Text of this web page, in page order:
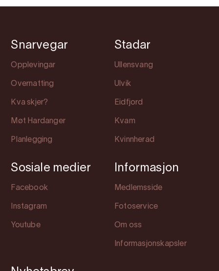
Snarvegar
Opplevingar
Overnatting
Kva skjer?
Møt Hardanger
Planlegging
Stadar
Ullensvang
Ulvik
Eidfjord
Kvam
Kvinnherad
Sosiale medier
Facebook
Instagram
Youtube
Informasjon
Medlemsside
Fotoservice
Om oss
Informasjonskapsler